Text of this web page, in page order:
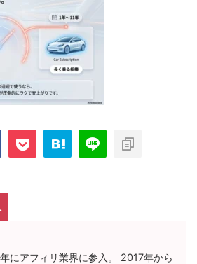
にアフィリ業界に参入。 2017年から